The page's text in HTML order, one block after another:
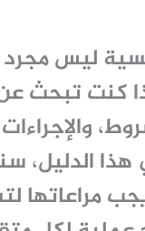
ليس مجرد
كنت تبحث
هذا الدليل،
يجب